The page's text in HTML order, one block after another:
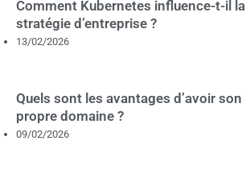
Comment Kubernetes influence-t-il la
stratégie d’entreprise ?
13/02/2026
Quels sont les avantages d’avoir son
propre domaine ?
09/02/2026